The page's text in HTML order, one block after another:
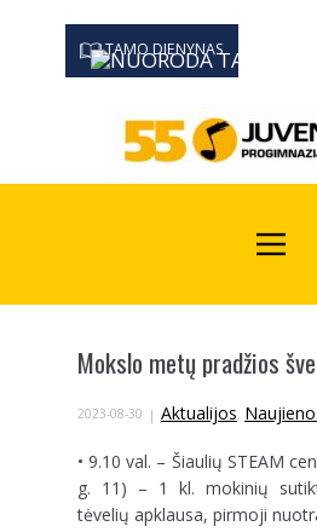
TAMO DIENYNAS
0667 19366
Mokslo metų pradžios
2023-08-30 Aktualijos,
• 9.10 val. – Šiaulių STEAM
g. 11) – 1 kl. mokinių
tėvelių apklausa, pirmoji